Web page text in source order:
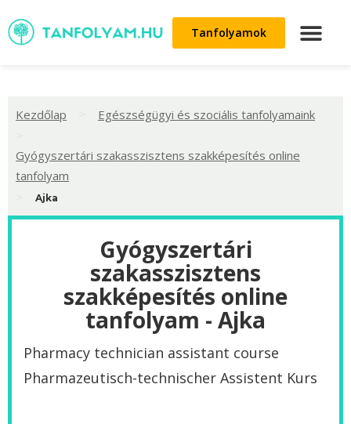
Tanfolyamok
Kezdőlap Egészségügyi és szociális tanfolyamaink
Gyógyszertári szakasszisztens szakképesítés online
tanfolyam
Ajka
Gyógyszertári
szakasszisztens
szakképesítés online
tanfolyam - Ajka
Pharmacy technician assistant course
Pharmazeutisch-technischer Assistent Kurs